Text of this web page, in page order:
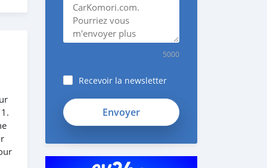
5000
Recevoir la newsletter
SYFmDpK1138GikyK1KZh